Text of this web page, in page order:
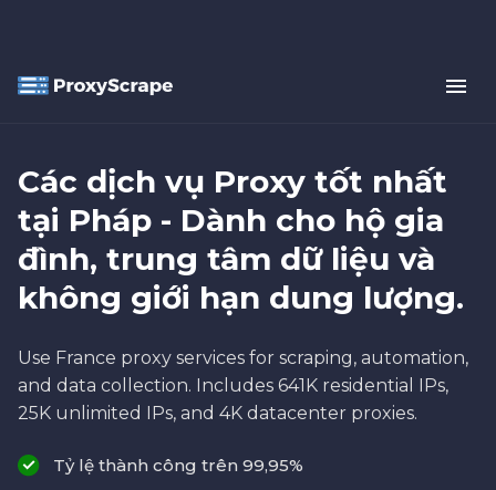
Các dịch vụ Proxy tốt nhất
tại Pháp - Dành cho hộ gia
đình, trung tâm dữ liệu và
không giới hạn dung lượng.
Use France proxy services for scraping, automation,
and data collection. Includes 641K residential IPs,
25K unlimited IPs, and 4K datacenter proxies.
Tỷ lệ thành công trên 99,95%